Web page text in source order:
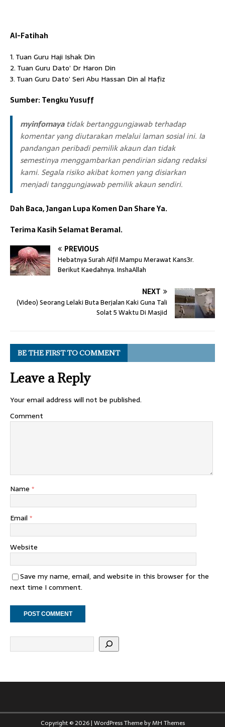
Al-Fatihah
1. Tuan Guru Haji Ishak Din
2. Tuan Guru Dato’ Dr Haron Din
3. Tuan Guru Dato’ Seri Abu Hassan Din al Hafiz
Sumber: Tengku Yusuff
myinfomayatidak bertanggungjawab terhadap
komentar yang diutarakan melalui laman sosial ini. Ia
pandangan peribadi pemilik akaun dan tidak
semestinya menggambarkan pendirian sidang redaksi
kami. Segala risiko akibat komen yang disiarkan
menjadi tanggungjawab pemilik akaun sendiri.
Dah Baca, Jangan Lupa Komen Dan Share Ya.
Terima Kasih Selamat Beramal.
PREVIOUS
Hebatnya Surah Alfil Mampu Merawat Kans3r.
Berikut Kaedahnya. InshaAllah
NEXT
(Video) Seorang Lelaki Buta Berjalan Kaki Guna Tali
Solat 5 Waktu Di Masjid
BE THE FIRST TO COMMENT
Leave a Reply
Your email address will not be published.
Comment
Name *
Email *
Website
Save my name, email, and website in this browser for the
next time I comment.
Copyright © 2026 | WordPress Theme byMH Themes